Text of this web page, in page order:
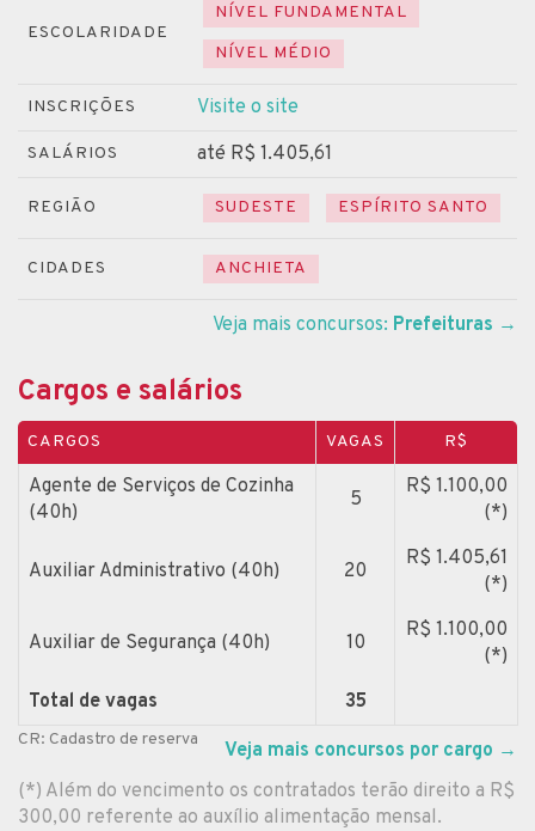
ESCOLARIDADE
NÍVEL FUNDAMENTAL
NÍVEL MÉDIO
INSCRIÇÕES Visite o site
SALÁRIOS até R$ 1.405,61
REGIÃO SUDESTE ESPÍRITO SANTO
CIDADES ANCHIETA
Veja mais concursos: Prefeituras →
Cargos e salários
CARGOS VAGAS R$
Agente de Serviços de Cozinha
(40h)
5
R$ 1.100,00
(*)
Auxiliar Administrativo (40h) 20
R$ 1.405,61
(*)
Auxiliar de Segurança (40h) 10
R$ 1.100,00
(*)
Total de vagas
35
CR: Cadastro de reserva Veja mais concursos por cargo →
(*) Além do vencimento os contratados terão direito a R$
300,00 referente ao auxílio alimentação mensal.